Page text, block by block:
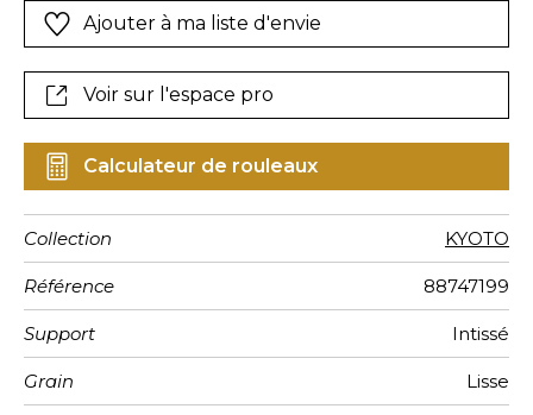
transporté dans ces collines japonaises au charme
mystérieux. Des détails irisés et nacrés lui donnent en
Ajouter à ma liste d'envie
Voir sur l'espace pro
Calculateur de rouleaux
Collection KYOTO
Référence 88747199
Support Intissé
Grain Lisse